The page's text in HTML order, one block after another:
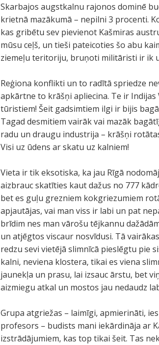
Skarbajos augstkalnu rajonos dominē
krietnā mazākumā – nepilni 3 procenti.
kas gribētu sev pievienot Kašmiras
mūsu ceļš, un tieši pateicoties šo abu
ziemeļu teritoriju, bruņoti militāristi ir ik
Reģiona konflikti un to radītā spriedze
apkārtne to krāšņi apliecina. Te ir
tūristiem! Šeit gadsimtiem ilgi ir bijis
Tagad desmitiem vairāk vai mazāk
radu un draugu industrija – krāšņi
Visi uz ūdens ar skatu uz kalniem!
Vieta ir tik eksotiska, ka jau Rīgā
aizbrauc skatīties kaut dažus no 777
bet es guļu grezniem kokgriezumiem
apjautājas, vai man viss ir labi un pat
brīdim nes man vārošu tējkannu
un atjēgtos viscaur nosvīdusi. Tā
redzu sevi vietējā slimnīcā pieslēgtu pie
kalni, neviena klostera, tikai es viena
jaunekļa un prasu, lai izsauc ārstu, bet
aizmiegu atkal un mostos jau nedaudz
Grupa atgriežas – laimīgi, apmierināti,
profesors – budists mani iekārdināja ar
izstrādājumiem, kas top tikai šeit. Tas